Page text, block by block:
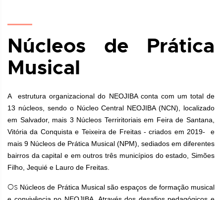
Núcleos de Prática
Musical
A estrutura organizacional do NEOJIBA conta com um total de
13 núcleos, sendo o Núcleo Central NEOJIBA (NCN), localizado
em Salvador, mais 3 Núcleos Terriritoriais em Feira de Santana,
Vitória da Conquista e Teixeira de Freitas - criados em 2019- e
mais 9 Núcleos de Prática Musical (NPM), sediados em diferentes
bairros da capital e em outros três municípios do estado, Simões
Filho, Jequié e Lauro de Freitas.
Os Núcleos de Prática Musical são espaços de formação musical